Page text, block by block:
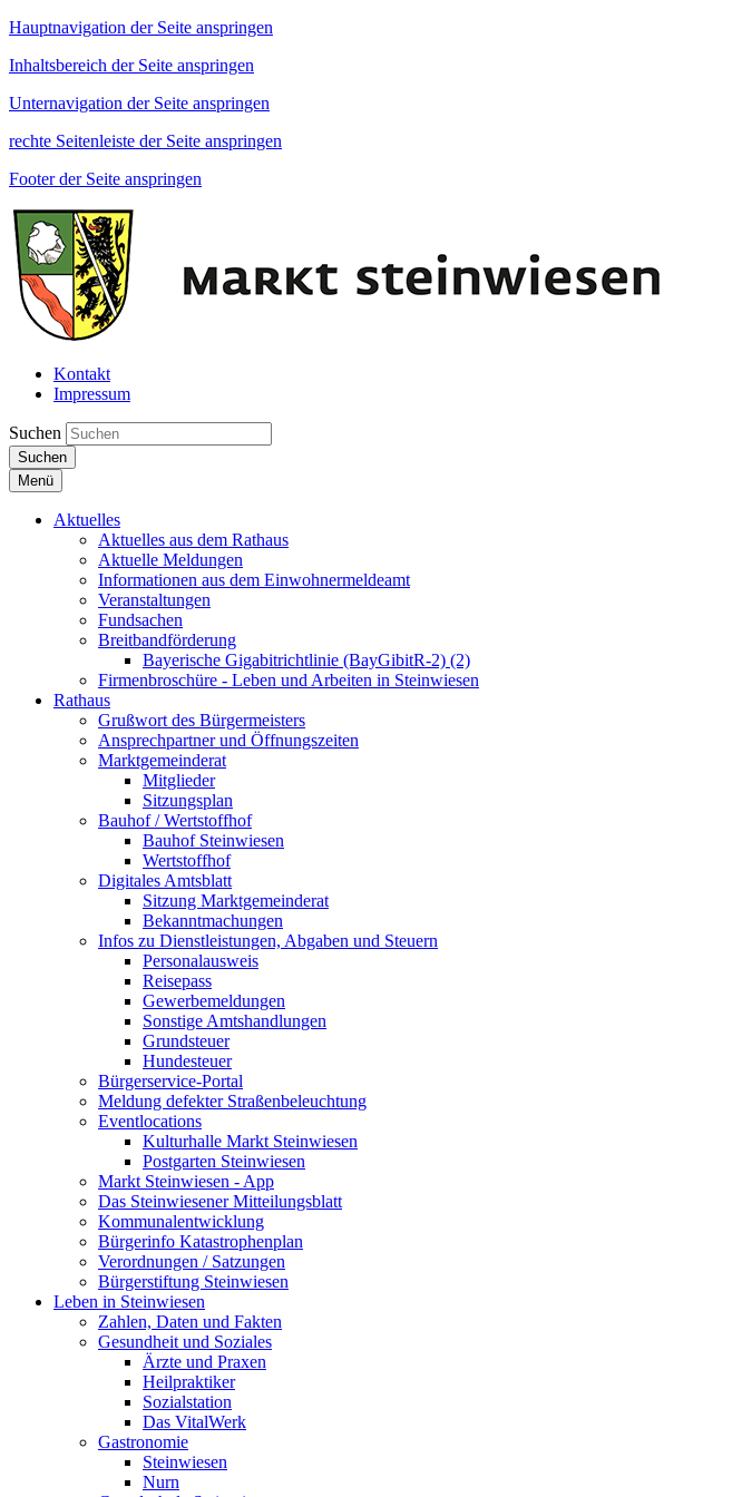
Hauptnavigation der Seite anspringen
Inhaltsbereich der Seite anspringen
Unternavigation der Seite anspringen
rechte Seitenleiste der Seite anspringen
Footer der Seite anspringen
Kontakt
Impressum
Suchen
Suchen
Menü
Aktuelles
Aktuelles aus dem Rathaus
Aktuelle Meldungen
Informationen aus dem Einwohnermeldeamt
Veranstaltungen
Fundsachen
Breitbandförderung
Bayerische Gigabitrichtlinie (BayGibitR-2) (2)
Firmenbroschüre - Leben und Arbeiten in Steinwiesen
Rathaus
Grußwort des Bürgermeisters
Ansprechpartner und Öffnungszeiten
Marktgemeinderat
Mitglieder
Sitzungsplan
Bauhof / Wertstoffhof
Bauhof Steinwiesen
Wertstoffhof
Digitales Amtsblatt
Sitzung Marktgemeinderat
Bekanntmachungen
Infos zu Dienstleistungen, Abgaben und Steuern
Personalausweis
Reisepass
Gewerbemeldungen
Sonstige Amtshandlungen
Grundsteuer
Hundesteuer
Bürgerservice-Portal
Meldung defekter Straßenbeleuchtung
Eventlocations
Kulturhalle Markt Steinwiesen
Postgarten Steinwiesen
Markt Steinwiesen - App
Das Steinwiesener Mitteilungsblatt
Kommunalentwicklung
Bürgerinfo Katastrophenplan
Verordnungen / Satzungen
Bürgerstiftung Steinwiesen
Leben in Steinwiesen
Zahlen, Daten und Fakten
Gesundheit und Soziales
Ärzte und Praxen
Heilpraktiker
Sozialstation
Das VitalWerk
Gastronomie
Steinwiesen
Nurn